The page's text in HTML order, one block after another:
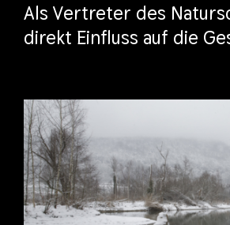
Als Vertreter des
direkt Einfluss auf die